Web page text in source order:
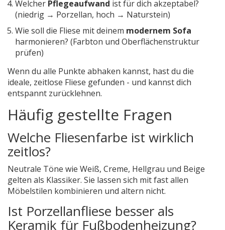
Welcher Pflegeaufwand ist für dich akzeptabel?
(niedrig → Porzellan, hoch → Naturstein)
Wie soll die Fliese mit deinem modernem Sofa
harmonieren? (Farbton und Oberflächenstruktur
prüfen)
Wenn du alle Punkte abhaken kannst, hast du die
ideale, zeitlose Fliese gefunden - und kannst dich
entspannt zurücklehnen.
Häufig gestellte Fragen
Welche Fliesenfarbe ist wirklich
zeitlos?
Neutrale Töne wie Weiß, Creme, Hellgrau und Beige
gelten als Klassiker. Sie lassen sich mit fast allen
Möbelstilen kombinieren und altern nicht.
Ist Porzellanfliese besser als
Keramik für Fußbodenheizung?